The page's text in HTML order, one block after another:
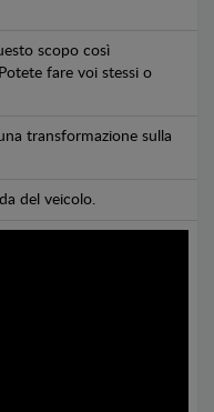
scopo così
fare voi stessi o
transformazione sulla
del veicolo.